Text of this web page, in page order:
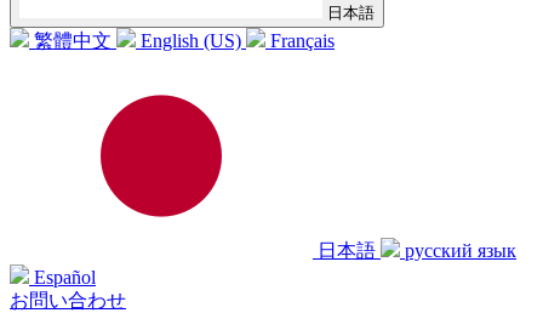
日本語
繁體中文 English (US) Français
日本語
русский язык
Español
お問い合わせ